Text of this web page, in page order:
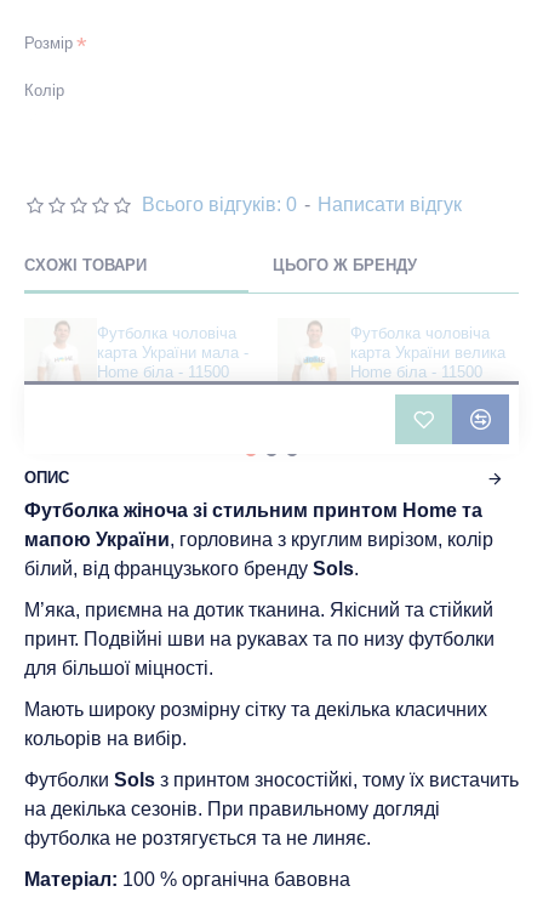
Всього відгуків: 0 - Написати відгук
Розмір
Колір
СХОЖІ ТОВАРИ ЦЬОГО Ж БРЕНДУ
Футболка чоловіча
карта України мала -
Home біла - 11500
Футболка чоловіча
карта України велика
Home біла - 11500
345 грн
ОПИС
Футболка жіноча зі стильним принтом Home та
мапою України, горловина з круглим вирізом, колір
білий, від французького бренду Sols.
М’яка, приємна на дотик тканина. Якісний та стійкий
принт. Подвійні шви на рукавах та по низу футболки
для більшої міцності.
Мають широку розмірну сітку та декілька класичних
кольорів на вибір.
Футболки Sols з принтом зносостійкі, тому їх вистачить
на декілька сезонів. При правильному догляді
футболка не розтягується та не линяє.
Матеріал: 100 % органічна бавовна